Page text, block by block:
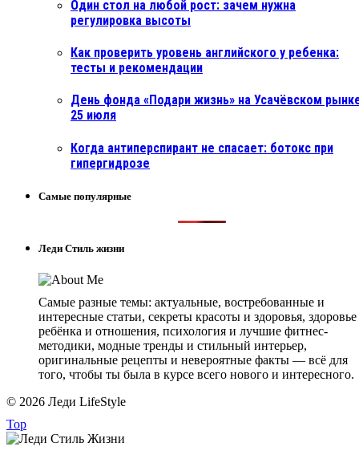
Один стол на любой рост: зачем нужна
регулировка высоты
Как проверить уровень английского у ребенка:
тесты и рекомендации
День фонда «Подари жизнь» на Усачёвском
25 июля
Когда антиперспирант не спасает: ботокс при
гипергидрозе
Самые популярные
Леди Стиль жизни
Самые разные темы: актуальные, востребованные и
интересные статьи, секреты красоты и здоровья, здоровье
ребёнка и отношения, психология и лучшие фитнес-
методики, модные тренды и стильный интерьер,
оригинальные рецепты и невероятные факты — всё для
того, чтобы ты была в курсе всего нового и интересного.
© 2026 Леди LifeStyle
Top